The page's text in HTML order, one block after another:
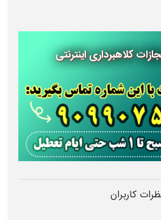
کلاهبرداری اینترنتی
کاربران